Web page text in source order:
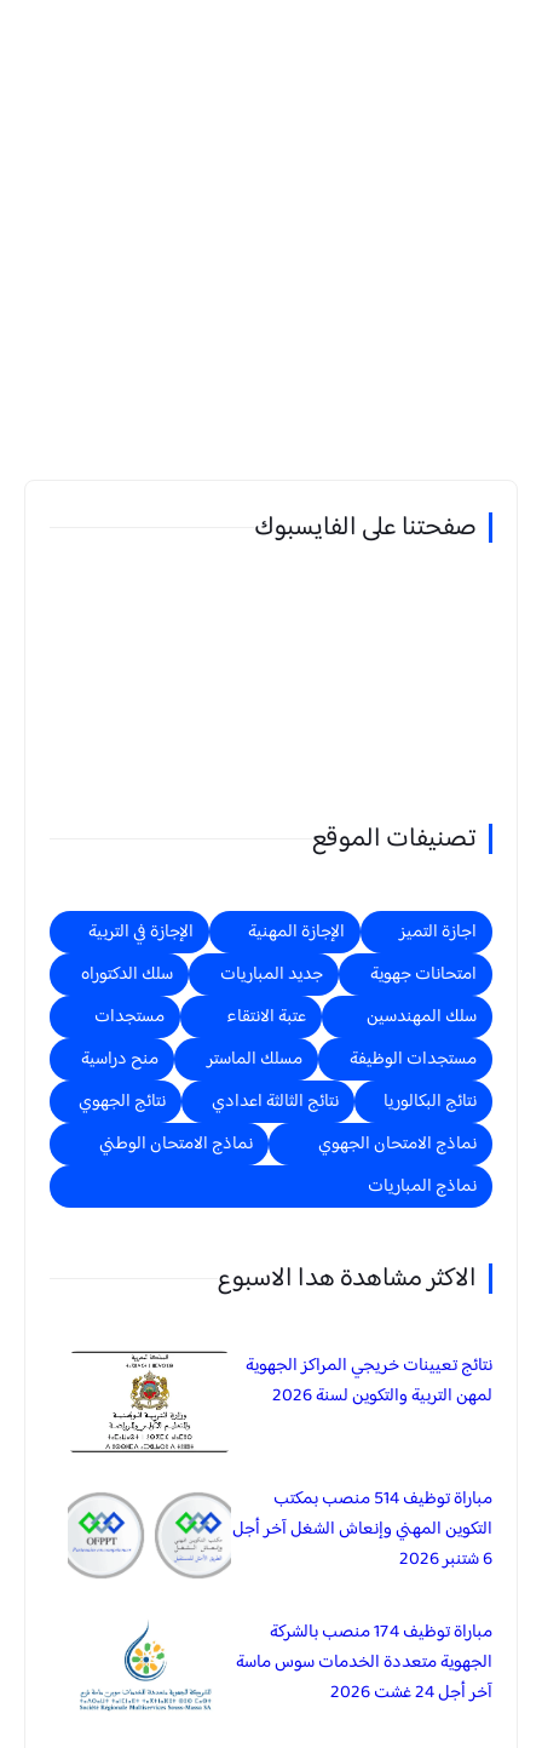
صفحتنا على الفايسبوك
تصنيفات الموقع
اجازة التميز الإجازة المهنية
الإجازة في التربية
امتحانات جهوية
جديد المباريات
سلك الدكتوراه
سلك المهندسين
عتبة الانتقاء
مستجدات
مستجدات الوظيفة
مسلك الماستر
منح دراسية
نتائج البكالوريا
نتائج الثالثة اعدادي
نتائج الجهوي
نماذج الامتحان الجهوي
نماذج الامتحان الوطني
نماذج المباريات
الاكثر مشاهدة هدا الاسبوع
نتائج تعيينات خريجي المراكز الجهوية
لمهن التربية والتكوين لسنة 2026
مباراة توظيف 514 منصب بمكتب
التكوين المهني وإنعاش الشغل آخر أجل
6 شتنبر 2026
مباراة توظيف 174 منصب بالشركة
الجهوية متعددة الخدمات سوس ماسة
آخر أجل 24 غشت 2026